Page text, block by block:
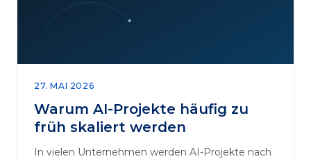
27. MAI 2026
Warum AI-Projekte häufig zu
früh skaliert werden
In vielen Unternehmen werden AI-Projekte nach